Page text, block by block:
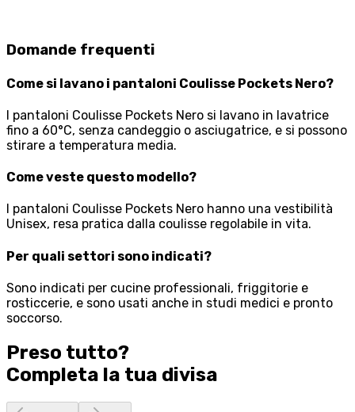
Domande frequenti
Come si lavano i pantaloni Coulisse Pockets Nero?
I pantaloni Coulisse Pockets Nero si lavano in lavatrice
fino a 60°C, senza candeggio o asciugatrice, e si possono
stirare a temperatura media.
Come veste questo modello?
I pantaloni Coulisse Pockets Nero hanno una vestibilità
Unisex, resa pratica dalla coulisse regolabile in vita.
Per quali settori sono indicati?
Sono indicati per cucine professionali, friggitorie e
rosticcerie, e sono usati anche in studi medici e pronto
soccorso.
Preso tutto?
Completa la tua divisa